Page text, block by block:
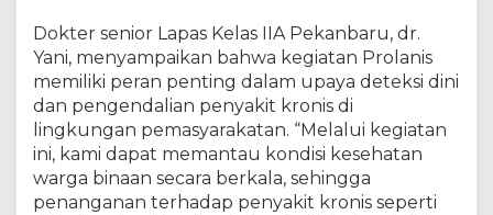
a
l
u
i
P
r
o
g
Dokter senior Lapas Kelas IIA Pekanbaru, dr.
Yani, menyampaikan bahwa kegiatan Prolanis
memiliki peran penting dalam upaya deteksi dini
dan pengendalian penyakit kronis di
lingkungan pemasyarakatan. “Melalui kegiatan
ini, kami dapat memantau kondisi kesehatan
warga binaan secara berkala, sehingga
penanganan terhadap penyakit kronis seperti